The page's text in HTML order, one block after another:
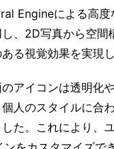
Engineによる高
、2D写真から空間
る視覚効果を実現し
アイコンは透明化
人のスタイルに合
た。これにより、